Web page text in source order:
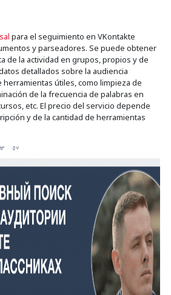
para el seguimiento en VKontakte
y parseadores. Se puede obtener
de la actividad en grupos, propios y de
detallados sobre la audiencia
útiles, como limpieza de
de la frecuencia de palabras en
etc. El precio del servicio depende
y de la cantidad de herramientas